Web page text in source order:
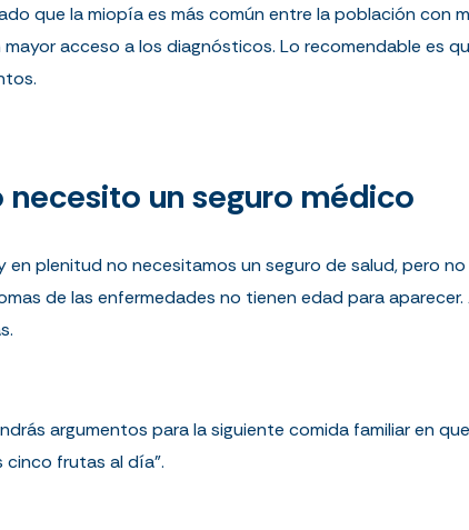
que la miopía es más común entre la población con
acceso a los diagnósticos. Lo recomendable es
necesito un seguro médico
en plenitud no necesitamos un seguro de salud, pero
de las enfermedades no tienen edad para
argumentos para la siguiente comida familiar en
frutas al día”.